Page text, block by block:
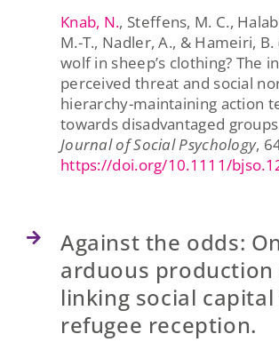
Knab, N., Steffens, M. C.,
M.-T., Nadler, A., & Hameiri, B.
wolf in sheep’s clothing? The
perceived threat and social
hierarchy-maintaining action
towards disadvantaged groups
Journal of Social Psychology,
https://doi.org/10.1111/
Against the odds:
arduous production
linking social
refugee reception.